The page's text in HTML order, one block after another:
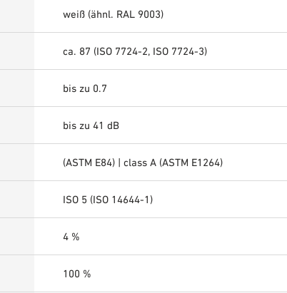
weiß (ähnl. RAL 9003)
ca. 87 (ISO 7724-2, ISO 7724-3)
bis zu 0.7
bis zu 41 dB
(ASTM E84) | class A (ASTM E1264)
ISO 5 (ISO 14644-1)
4 %
100 %